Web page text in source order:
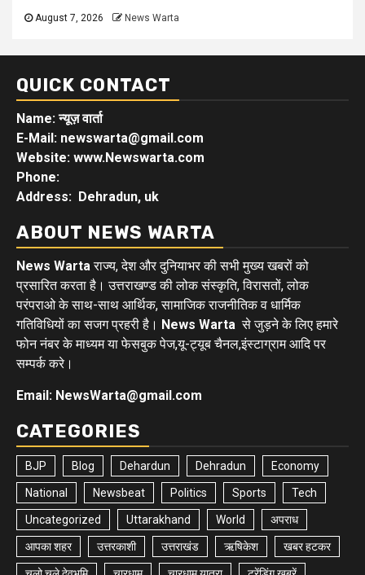
August 7, 2026 News Warta
QUICK CONTACT
Name: न्यूज़ वार्ता
E-Mail: newswarta@gmail.com
Website: www.Newswarta.com
Phone:
Address: Dehradun, uk
ABOUT NEWS WARTA
News Wartaराज्य, देश और दुनियाभर की सभी मुख्य खबरों को
प्रसारित करता है। उत्तराखण्ड की लोक संस्कृति, विरासतों, लोक
परंपराओ के साथ-साथ आर्थिक, सामाजिक राजनीतिक व धार्मिक
गतिविधियों का सजग प्रहरी है। News Warta से जुड़ने के लिए हमारे
फोन नंबर के माध्यम या फेसबुक पेज,यू-ट्यूब चैनल,इंस्टाग्राम आदि पर
सम्पर्क करे।
Email: NewsWarta@gmail.com
CATEGORIES
BJP Blog Dehardun Dehradun Economy
National Newsbeat Politics Sports Tech
Uncategorized Uttarakhand World अपराध
आपका शहर उत्तरकाशी उत्तराखंड ऋषिकेश खबर हटकर